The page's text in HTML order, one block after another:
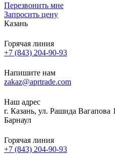
Перезвонить мне
Запросить цену
Казань
Горячая линия
+7 (843) 204-90-93
Напишите нам
zakaz@aprtrade.com
Наш адрес
г. Казань, ул. Рашида Вагапова
Барнаул
Горячая линия
+7 (843) 204-90-93